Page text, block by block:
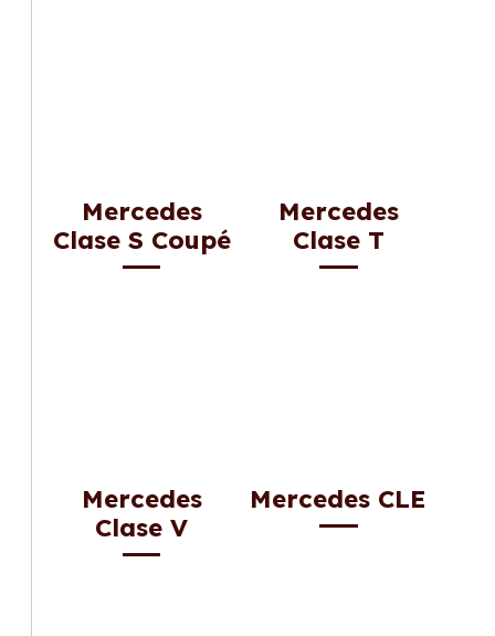
Mercedes
Clase S Coupé
Mercedes
Clase T
Mercedes
Clase V
Mercedes CLE